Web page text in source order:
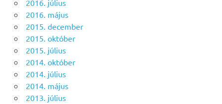
2016. július
2016. május
2015. december
2015. október
2015. július
2014. október
2014. július
2014. május
2013. július